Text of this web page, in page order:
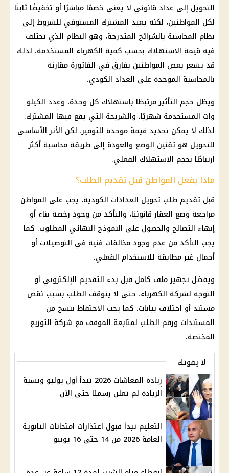
التحويل إلى عداد قانوني لا يعني خصمًا مباشرًا أو تخفيضًا ثابتًا
لكل المواطنين، لكنه يعيد المشترك المستوفي للشروط إلى
نظام المحاسبة بالشرائح المتدرجة، وهو النظام الذي تختلف
فيه قيمة الاستهلاك بحسب كمية الكهرباء المستخدمة. لذلك
قد يشعر بعض المواطنين بفارق في الفاتورة مقارنة
بالمحاسبة الموحدة على العداد الكودي.
ويظل حجم التأثير مرتبطًا باستهلاك كل وحدة، وعدد الكيلو
وات المستخدمة شهريًا، والشريحة التي يقع فيها المشترك.
لذلك لا يمكن تحديد قيمة موحدة للتوفير، لكن الأثر الأساسي
للتحويل هو تقنين الوضع والعودة إلى طريقة محاسبة أكثر
ارتباطًا بحجم الاستهلاك الفعلي.
ماذا يفعل المواطن قبل تقديم الطلب؟
قبل تقديم طلب تحويل العدادات الكودية، يجب على المواطن
مراجعة وضع العقار قانونيًا، والتأكد من وجود رخصة بناء أو
إنهاء التصالح والحصول على النموذج النهائي المطلوب. كما
يجب التأكد من عدم وجود مخالفات فنية في التوصيلات أو
أحمال غير مطابقة للاستخدام الفعلي.
ويفضل تجهيز ملف كامل قبل بدء التقديم الإلكتروني أو
التوجه لشركة الكهرباء، حتى لا يتوقف الطلب بسبب نقص
مستند أو اختلاف بيانات. كما يجب الاحتفاظ بنسخ من
المستندات ورقم الطلب لمتابعة الموقف مع شركة التوزيع
المختصة.
لا يفوتك
زيادة المعاشات 2026 تبدأ أول يوليو ونسبة
الزيادة لم تعلن رسميًا حتى الآن
التعليم تبدأ قبول اعتذارات امتحانات الثانوية
العامة 2026 من 14 حتى 16 يونيو